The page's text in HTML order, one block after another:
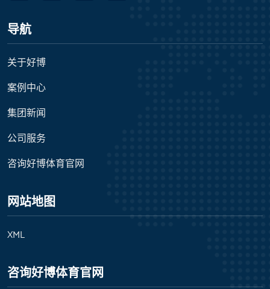
导航
关于好博
案例中心
集团新闻
公司服务
咨询好博体育官网
网站地图
XML
咨询好博体育官网